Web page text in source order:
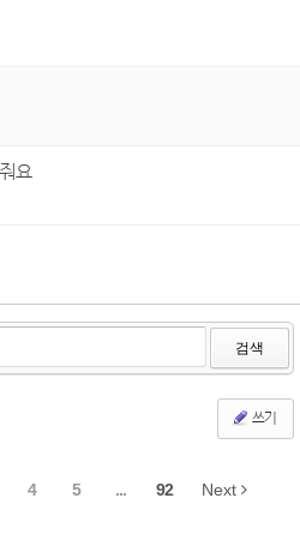
요
검색
쓰기
4 5 ... 92 Next